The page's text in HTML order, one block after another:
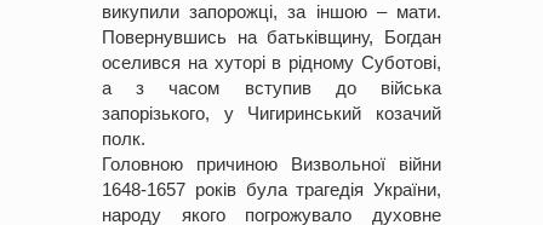
викупили запорожці, за іншою – мати.
Повернувшись на батьківщину, Богдан
оселився на хуторі в рідному Суботові,
а з часом вступив до війська
запорізького, у Чигиринський козачий
полк.
Головною причиною Визвольної війни
1648-1657 років була трагедія України,
народу якого погрожувало духовне